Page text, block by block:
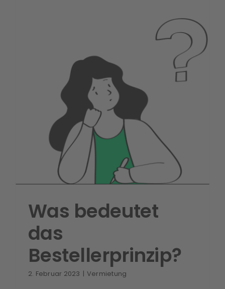
Was bedeutet
das
Bestellerprinzip?
2. Februar 2023 | Vermietung